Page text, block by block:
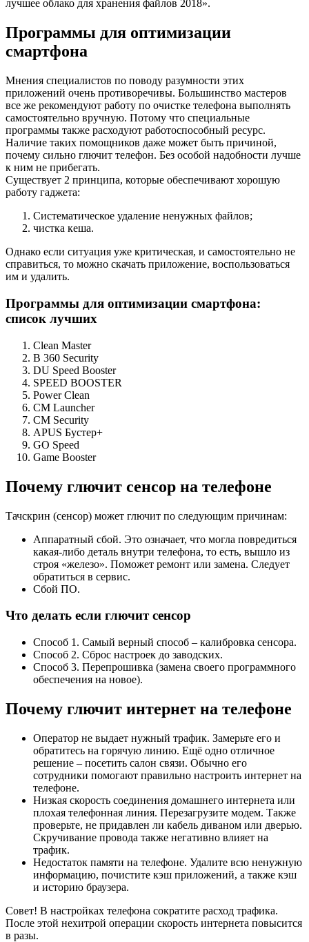
лучшее облако для хранения файлов 2018».
Программы для оптимизации
смартфона
Мнения специалистов по поводу разумности этих
приложений очень противоречивы. Большинство мастеров
все же рекомендуют работу по очистке телефона выполнять
самостоятельно вручную. Потому что специальные
программы также расходуют работоспособный ресурс.
Наличие таких помощников даже может быть причиной,
почему сильно глючит телефон. Без особой надобности лучше
к ним не прибегать.
Существует 2 принципа, которые обеспечивают хорошую
работу гаджета:
Систематическое удаление ненужных файлов;
чистка кеша.
Однако если ситуация уже критическая, и самостоятельно не
справиться, то можно скачать приложение, воспользоваться
им и удалить.
Программы для оптимизации смартфона:
список лучших
Clean Master
В 360 Security
DU Speed Booster
SPEED BOOSTER
Power Clean
CM Launcher
CM Security
APUS Бустер+
GO Speed
Game Booster
Почему глючит сенсор на телефоне
Тачскрин (сенсор) может глючит по следующим причинам:
Аппаратный сбой. Это означает, что могла повредиться
какая-либо деталь внутри телефона, то есть, вышло из
строя «железо». Поможет ремонт или замена. Следует
обратиться в сервис.
Сбой ПО.
Что делать если глючит сенсор
Способ 1. Самый верный способ – калибровка сенсора.
Способ 2. Сброс настроек до заводских.
Способ 3. Перепрошивка (замена своего программного
обеспечения на новое).
Почему глючит интернет на телефоне
Оператор не выдает нужный трафик. Замерьте его и
обратитесь на горячую линию. Ещё одно отличное
решение – посетить салон связи. Обычно его
сотрудники помогают правильно настроить интернет на
телефоне.
Низкая скорость соединения домашнего интернета или
плохая телефонная линия. Перезагрузите модем. Также
проверьте, не придавлен ли кабель диваном или дверью.
Скручивание провода также негативно влияет на
трафик.
Недостаток памяти на телефоне. Удалите всю ненужную
информацию, почистите кэш приложений, а также кэш
и историю браузера.
Совет! В настройках телефона сократите расход трафика.
После этой нехитрой операции скорость интернета повысится
в разы.